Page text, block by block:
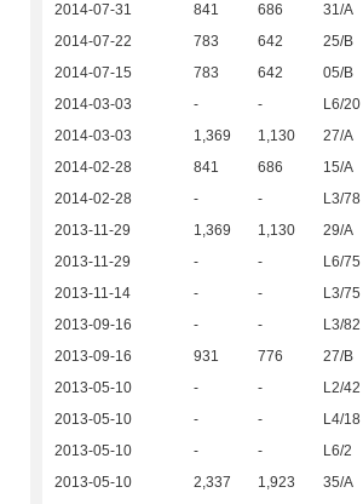
2014-07-31
841 686 31/A
2014-07-22
783 642 25/B
2014-07-15
783 642 05/B
2014-03-03
- - L6/20
2014-03-03
1,369 1,130 27/A
2014-02-28
841 686 15/A
2014-02-28
- - L3/78
2013-11-29
1,369 1,130 29/A
2013-11-29
- - L6/75
2013-11-14
- - L3/75
2013-09-16
- - L3/82
2013-09-16
931 776 27/B
2013-05-10
- - L2/42
2013-05-10
- - L4/18
2013-05-10
- - L6/2
2013-05-10
2,337 1,923 35/A